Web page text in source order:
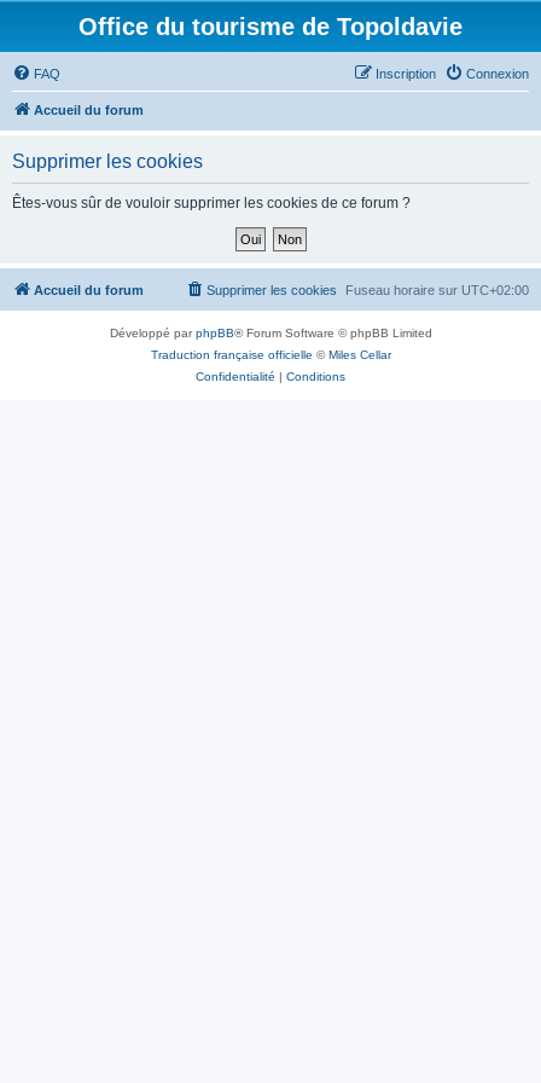
Office du tourisme de Topoldavie
FAQ Connexion
Inscription
Accueil du forum
Supprimer les cookies
Êtes-vous sûr de vouloir supprimer les cookies de ce forum ?
Accueil du forum Fuseau horaire sur UTC+02:00
Supprimer les cookies
Développé parphpBB® Forum Software © phpBB Limited
Traduction française officielle ©Miles Cellar
Confidentialité | Conditions